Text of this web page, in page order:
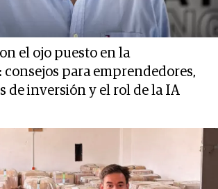
el ojo puesto en la
consejos para emprendedores,
de inversión y el rol de la IA